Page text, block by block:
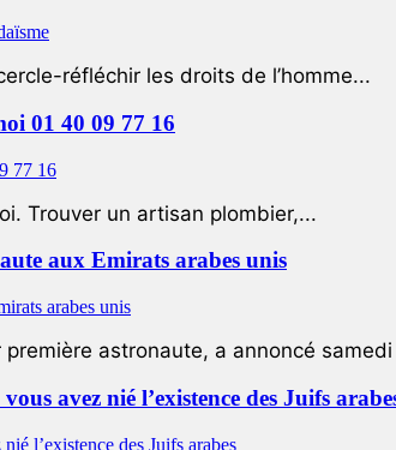
réfléchir les droits de l’homme...
01 40 09 77 16
Trouver un artisan plombier,...
aux Emirats arabes unis
astronaute, a annoncé samedi
avez nié l’existence des Juifs